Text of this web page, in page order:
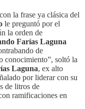
la frase ya clásica del
le preguntó por el
la orden de
Farías Laguna
de
conocimiento”, soltó la
Laguna, ex alto
por liderar con su
de litros de
ramificaciones en